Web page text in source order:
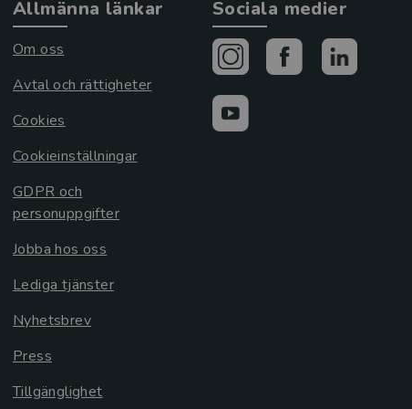
Allmänna länkar
Om oss
Avtal och rättigheter
Cookies
Cookieinställningar
GDPR och
personuppgifter
Jobba hos oss
Lediga tjänster
Nyhetsbrev
Press
Tillgänglighet
Sociala medier